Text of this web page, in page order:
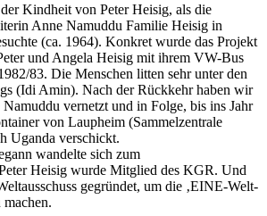
Kindheit von Peter Heisig, als die
Anne Namuddu Familie Heisig in
(ca. 1964). Konkret wurde das Projekt
und Angela Heisig mit ihrem VW-Bus
83. Die Menschen litten sehr unter den
(Idi Amin). Nach der Rückkehr haben wir
vernetzt und in Folge, bis ins Jahr
von Laupheim (Sammelzentrale
Uganda verschickt.
wandelte sich zum
Heisig wurde Mitglied des KGR. Und
gegründet, um die ‚EINE-Welt-
machen.